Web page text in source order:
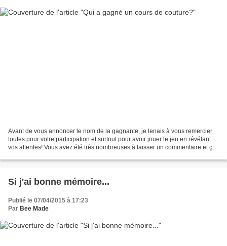
Avant de vous annoncer le nom de la gagnante, je tenais à vous remercier
toutes pour votre participation et surtout pour avoir jouer le jeu en révélant
vos attentes! Vous avez été très nombreuses à laisser un commentaire et ça
Si j'ai bonne mémoire...
Publié le 07/04/2015 à 17:23
Par Bee Made